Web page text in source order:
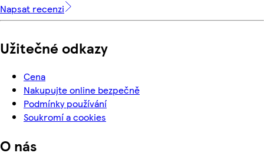
Napsat recenzi
Užitečné odkazy
Cena
Nakupujte online bezpečně
Podmínky používání
Soukromí a cookies
O nás